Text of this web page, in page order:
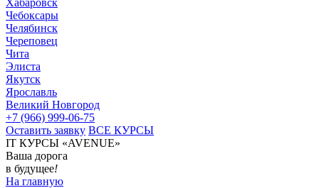
Хабаровск
Чебоксары
Челябинск
Череповец
Чита
Элиста
Якутск
Ярославль
Великий Новгород
+7 (966) 999-06-75
Оставить заявку ВСЕ КУРСЫ
IT КУРСЫ «AVENUE»
Ваша дорога
в будущее!
На главную